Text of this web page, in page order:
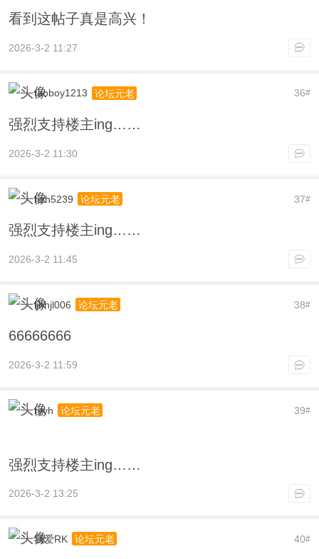
看到这帖子真是高兴！
2026-3-2 11:27
36#
taoboy1213 论坛元老
强烈支持楼主ing……
2026-3-2 11:30
37#
hzh5239 论坛元老
强烈支持楼主ing……
2026-3-2 11:45
38#
ljhhjl006 论坛元老
66666666
2026-3-2 11:59
39#
ryyh 论坛元老
强烈支持楼主ing……
2026-3-2 13:25
40#
我爱RK 论坛元老